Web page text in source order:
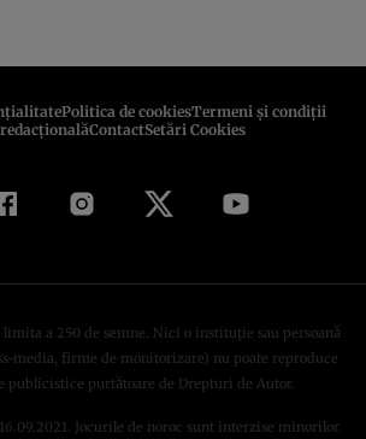
Politica de cookiesTermeni şi condiţii
ContactSetări Cookies
limita a 250 de semne. Nici o instituţie sau persoană
media, firme de monitorizare) nu poate reproduce
publicistice purtătoare de Drepturi de Autor.
Jocurile de noroc sunt interzise minorilor.